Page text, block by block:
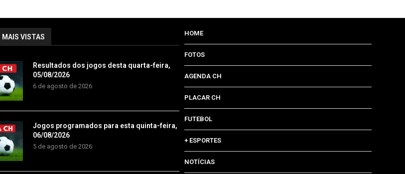
MAIS VISTAS
Resultados dos jogos desta quarta-feira,
05/08/2026
6 de agosto de 2026
Jogos programados para esta quinta-feira,
06/08/2026
5 de agosto de 2026
HOME
FOTOS
AGENDA CH
PLACAR CH
FUTEBOL
+ ESPORTES
NOTÍCIAS